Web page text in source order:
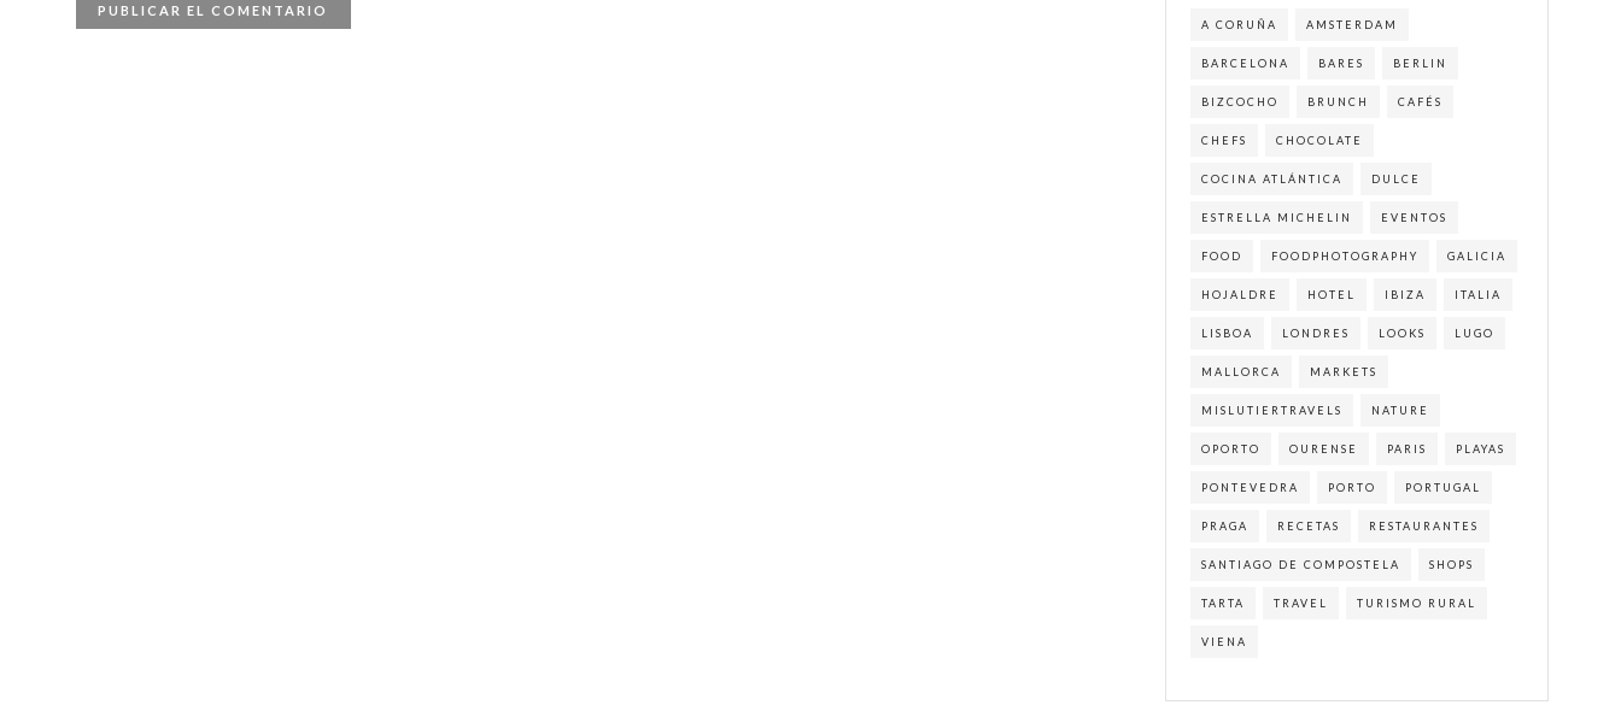
A CORUÑA AMSTERDAM
BARCELONA BARES BERLIN
BIZCOCHO BRUNCH CAFÉS
CHEFS CHOCOLATE
COCINA ATLÁNTICA DULCE
ESTRELLA MICHELIN EVENTOS
FOOD FOODPHOTOGRAPHY GALICIA
HOJALDRE HOTEL IBIZA ITALIA
LISBOA LONDRES LOOKS LUGO
MALLORCA MARKETS
MISLUTIERTRAVELS NATURE
OPORTO OURENSE PARIS PLAYAS
PONTEVEDRA PORTO PORTUGAL
PRAGA RECETAS RESTAURANTES
SANTIAGO DE COMPOSTELA SHOPS
TARTA TRAVEL TURISMO RURAL
VIENA